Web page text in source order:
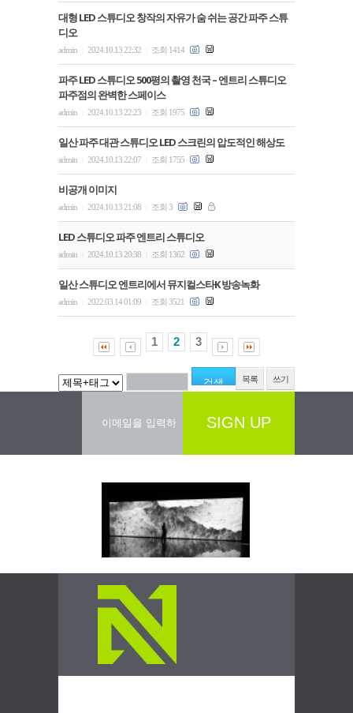
대형 LED 스튜디오 창작의 자유가 숨 쉬는 공간 파주 스튜
디오
admin 2024.10.13 22:32 조회 1414
파주 LED 스튜디오 500평의 촬영 천국 – 엔트리 스튜디오
파주점의 완벽한 스페이스
admin 2024.10.13 22:23 조회 1975
일산 파주 대관 스튜디오 LED 스크린의 압도적인 해상도
admin 2024.10.13 22:07 조회 1755
비공개 이미지
admin 2024.10.13 21:08 조회 3
LED 스튜디오 파주 엔트리 스튜디오
admin 2024.10.13 20:38 조회 1362
일산 스튜디오 엔트리에서 뮤지컬스타K 방송녹화
admin 2022.03.14 01:09 조회 3521
1 2 3
목록 쓰기
SIGN UP